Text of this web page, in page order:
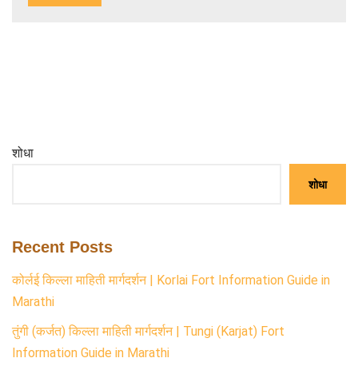
शोधा
शोधा
Recent Posts
कोर्लई किल्ला माहिती मार्गदर्शन | Korlai Fort Information Guide in
Marathi
तुंगी (कर्जत) किल्ला माहिती मार्गदर्शन | Tungi (Karjat) Fort
Information Guide in Marathi